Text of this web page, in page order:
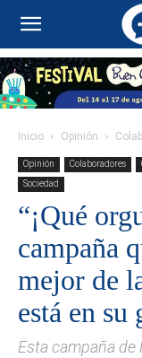
Inicio Opinión
Opinión Colaboradores
Sociedad
“¡Qué
campaña
mejor de
está en su
Esta campaña